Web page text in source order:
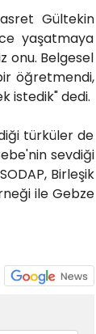
Gültekin
yaşatmaya
onu. Belgesel
öğretmendi,
istedik" dedi.
türküler de
sevdiği
Birleşik
ile Gebze